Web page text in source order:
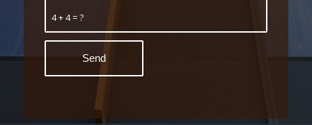
4 + 4 = ?